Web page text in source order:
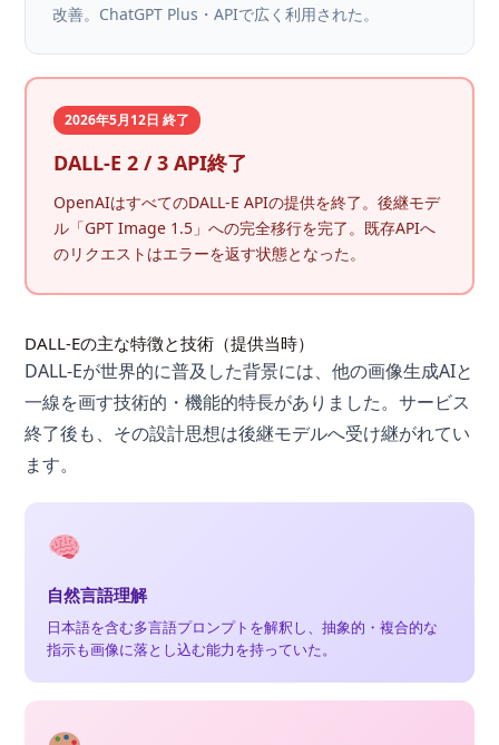
改善。ChatGPT Plus・APIで広く利用された。
2026年5月12日 終了
DALL-E 2 / 3 API終了
OpenAIはすべてのDALL-E APIの提供を終了。後継モデ
ル「GPT Image 1.5」への完全移行を完了。既存APIへ
のリクエストはエラーを返す状態となった。
DALL-Eの主な特徴と技術（提供当時）
DALL-Eが世界的に普及した背景には、他の画像生成AIと
一線を画す技術的・機能的特長がありました。サービス
終了後も、その設計思想は後継モデルへ受け継がれてい
ます。
自然言語理解
日本語を含む多言語プロンプトを解釈し、抽象的・複合的な
指示も画像に落とし込む能力を持っていた。